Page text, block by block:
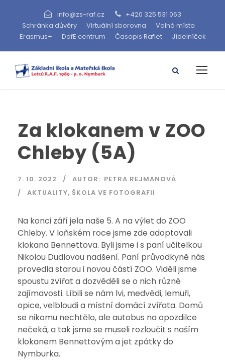
info@zs-raf.cz
+420 325 531 063
Schránka důvěry
Virtuální sborovna
Volná místa
Erasmus+
DofE centrum Časopis Raflet Jídelníček
Za klokanem v ZOO
Chleby (5A)
7. 10. 2022 AUTOR: PETRA REJMANOVÁ
AKTUALITY, ŠKOLA VE FOTOGRAFII
Na konci září jela naše 5. A na výlet do ZOO
Chleby. V loňském roce jsme zde adoptovali
klokana Bennettova. Byli jsme i s paní učitelkou
Nikolou Dudlovou nadšení. Paní průvodkyně nás
provedla starou i novou částí ZOO. Viděli jsme
spoustu zvířat a dozvěděli se o nich různé
zajímavosti. Líbili se nám lvi, medvědi, lemuři,
opice, velbloudi a místní domácí zvířata. Domů
se nikomu nechtělo, ale autobus na opozdilce
nečeká, a tak jsme se museli rozloučit s naším
klokanem Bennettovým a jet zpátky do
Nymburka.